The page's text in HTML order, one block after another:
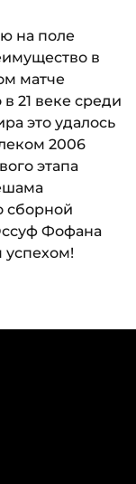
на поле
в
матче
21 веке среди
это удалось
2006
этапа
сборной
Фофана
успехом!